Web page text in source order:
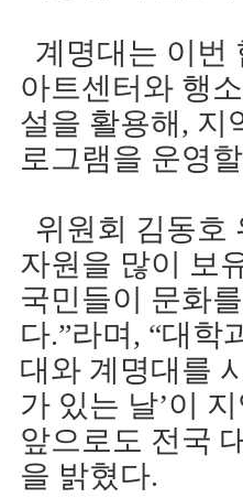
계명대는 이번
아트센터와 행
설을 활용해 , 지
로그램을 운영
위원회 김동호
자원을 많이 보
국민들이 문화
다.”라며 , “대학
대와 계명대를
가 있는 날’이
앞으로도 전국
을 밝혔다.